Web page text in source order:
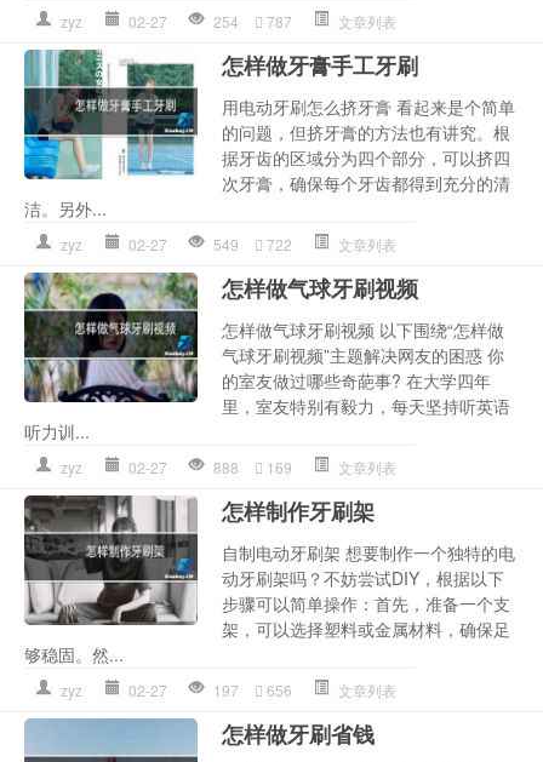
zyz 02-27 254 787 文章列表
怎样做牙膏手工牙刷
用电动牙刷怎么挤牙膏 看起来是个简单
的问题，但挤牙膏的方法也有讲究。根
据牙齿的区域分为四个部分，可以挤四
次牙膏，确保每个牙齿都得到充分的清
洁。另外...
zyz 02-27 549 722 文章列表
怎样做气球牙刷视频
怎样做气球牙刷视频 以下围绕“怎样做
气球牙刷视频”主题解决网友的困惑 你
的室友做过哪些奇葩事? 在大学四年
里，室友特别有毅力，每天坚持听英语
听力训...
zyz 02-27 888 169 文章列表
怎样制作牙刷架
自制电动牙刷架 想要制作一个独特的电
动牙刷架吗？不妨尝试DIY，根据以下
步骤可以简单操作：首先，准备一个支
架，可以选择塑料或金属材料，确保足
够稳固。然...
zyz 02-27 197 656 文章列表
怎样做牙刷省钱